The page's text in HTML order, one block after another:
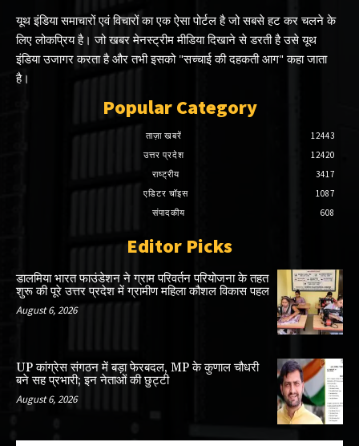
यूथ इंडिया समाचारों एवं विचारों का एक ऐसा पोर्टल है जो सबसे हट कर चलने के
लिए लोकप्रिय है। जो खबर मेनस्ट्रीम मीडिया दिखाने से डरती है उसे यूथ
इंडिया उजागर करता है और तभी इसको "सच्चाई की दहकती आग" कहा जाता
है।
Popular Category
ताज़ा खबरें
12443
उत्तर प्रदेश
12420
राष्ट्रीय
3417
एडिटर चॉइस
1087
संपादकीय
608
Editor Picks
डालमिया भारत फाउंडेशन ने ग्राम परिवर्तन परियोजना के तहत
शुरू की पूरे उत्तर प्रदेश में ग्रामीण महिला कौशल विकास पहल
August 6, 2026
UP कांग्रेस संगठन में बड़ा फेरबदल, MP के कुणाल चौधरी
बने सह प्रभारी; इन नेताओं की छुट्टी
August 6, 2026